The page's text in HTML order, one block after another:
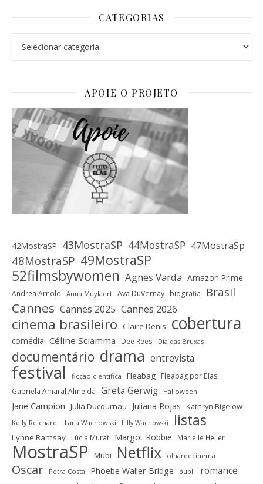
CATEGORIAS
APOIE O PROJETO
42MostraSP 43MostraSP 44MostraSP 47MostraSp
48MostraSP 49MostraSP
52filmsbywomen Agnès Varda Amazon Prime
Andrea Arnold Anna Muylaert Ava DuVernay biografia Brasil
Cannes Cannes 2025 Cannes 2026
cinema brasileiro Claire Denis cobertura
comédia Céline Sciamma Dee Rees Dia das Bruxas
documentário drama entrevista
festival ficção científica Fleabag Fleabag por Elas
Gabriela Amaral Almeida Greta Gerwig Halloween
Jane Campion Julia Ducournau Juliana Rojas Kathryn Bigelow
Kelly Reichardt Lana Wachowski Lilly Wachowski listas
Lynne Ramsay Lúcia Murat Margot Robbie Marielle Heller
MostraSP Mubi Netflix olhardecinema
Oscar Petra Costa Phoebe Waller-Bridge publi romance